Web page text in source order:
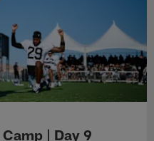
| Day 9